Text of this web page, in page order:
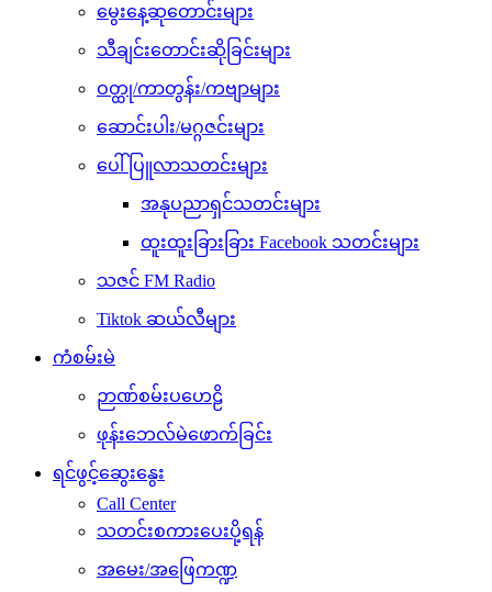
မွေးနေ့ဆုတောင်းများ
သီချင်းတောင်းဆိုခြင်းများ
ဝတ္ထု/ကာတွန်း/ကဗျာများ
ဆောင်းပါး/မဂ္ဂဇင်းများ
ပေါ်ပြူလာသတင်းများ
အနုပညာရှင်သတင်းများ
ထူးထူးခြားခြား Facebook သတင်းများ
သဇင် FM Radio
Tiktok ဆယ်လီများ
ကံစမ်းမဲ
ဉာဏ်စမ်းပဟေဠိ
ဖုန်းဘေလ်မဲဖောက်ခြင်း
ရင်ဖွင့်ဆွေးနွေး
Call Center
သတင်းစကားပေးပို့ရန်
အမေး/အဖြေကဏ္ဍ